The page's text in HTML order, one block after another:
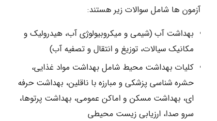
آزمون ها شامل سوالات زیر هستند:
بهداشت آب (شیمی و میکروبیولوژی آب، هیدرولیک و
مکانیک سیالات، توزیغ و انتقال و تصفیه آب)
کلیات بهداشت محیط شامل بهداشت مواد غذایی،
حشره شناسی پزشکی و مبارزه با ناقلین، بهداشت حرفه
ای، بهداشت مسکن و اماکن عمومی، بهداشت پرتوها،
سرو صدا، ارزیابی زیست محیطی